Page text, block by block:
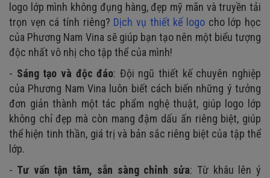
logo lớp mình không đụng hàng, đẹp mỹ mãn và truyền tải
trọn vẹn cá tính riêng? Dịch vụ thiết kế logo cho lớp học
của Phương Nam Vina sẽ giúp bạn tạo nên một biểu tượng
độc nhất vô nhị cho tập thể của mình!
- Sáng tạo và độc đáo: Đội ngũ thiết kế chuyên nghiệp
của Phương Nam Vina luôn biết cách biến những ý tưởng
đơn giản thành một tác phẩm nghệ thuật, giúp logo lớp
không chỉ đẹp mà còn mang đậm dấu ấn riêng biệt, giúp
thể hiện tinh thần, giá trị và bản sắc riêng biệt của tập thể
lớp.
- Tư vấn tận tâm, sẵn sàng chỉnh sửa: Từ khâu lên ý